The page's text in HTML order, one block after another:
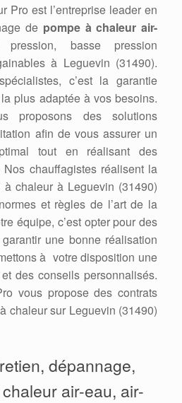
Pro est l’entreprise leader en
de pompe à chaleur air-
basse pression
à Leguevin (31490).
c’est la garantie
la plus adaptée à vos besoins.
proposons des solutions
afin de vous assurer un
tout en réalisant des
Nos chauffagistes réalisent la
chaleur à Leguevin (31490)
et règles de l’art de la
équipe, c’est opter pour des
une bonne réalisation
à votre disposition une
des conseils personnalisés.
vous propose des contrats
chaleur sur Leguevin (31490)
dépannage,
air-eau, air-